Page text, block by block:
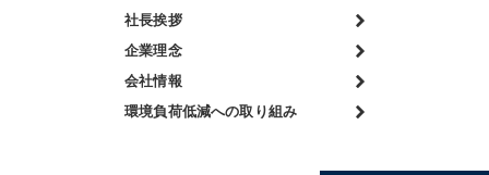
社長挨拶
企業理念
会社情報
環境負荷低減への取り組み